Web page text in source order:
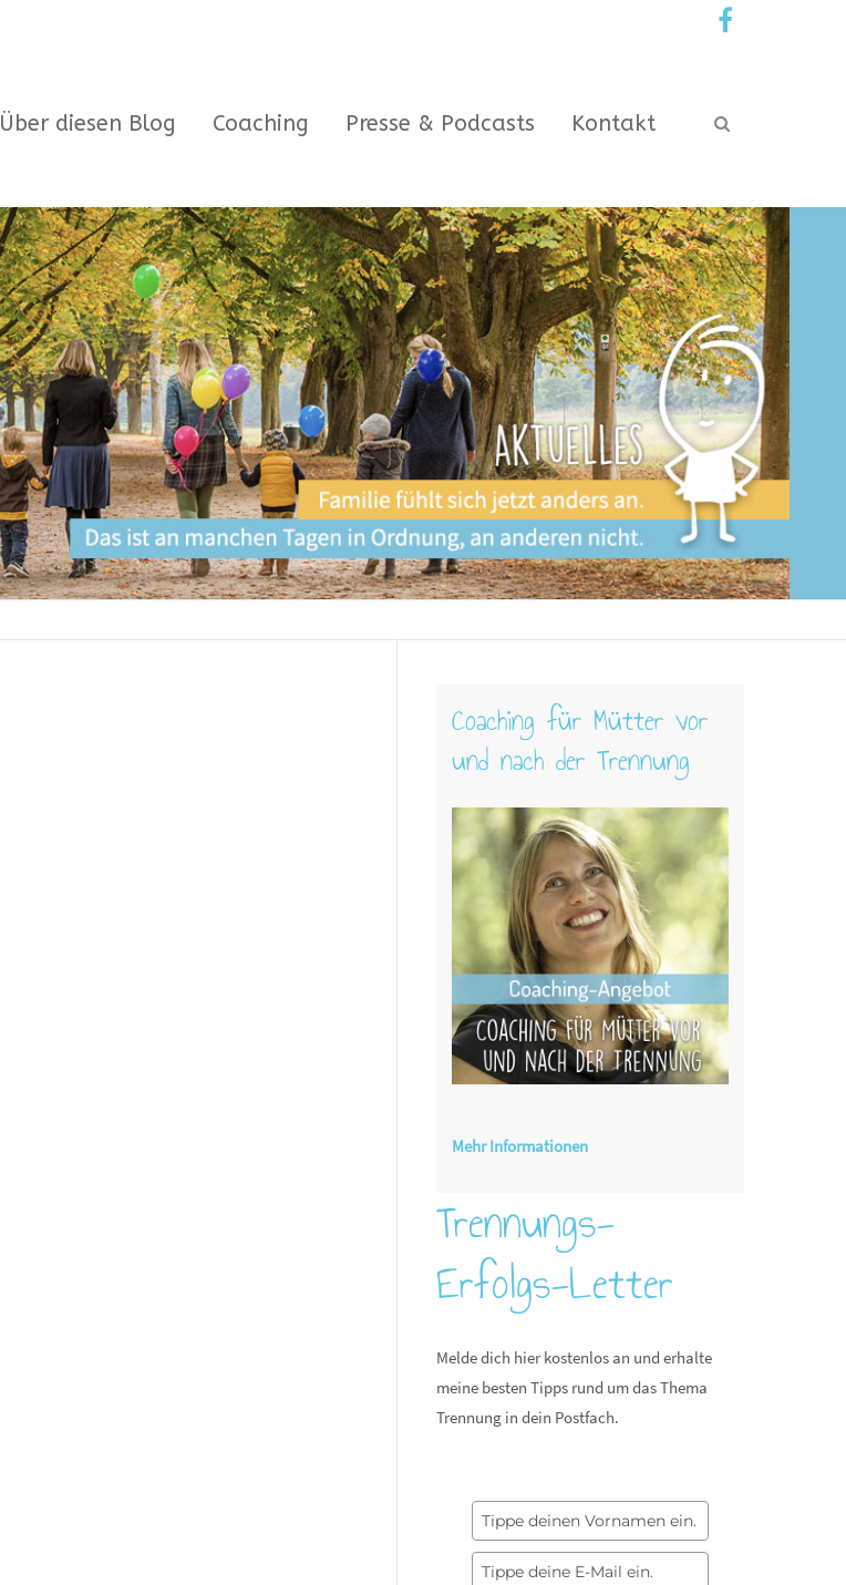
Über diesen Blog Coaching Presse & Podcasts Kontakt
Coaching für Mütter vor
und nach der Trennung
Mehr Informationen
Trennungs-
Erfolgs-Letter
Melde dich hier kostenlos an und erhalte
meine besten Tipps rund um das Thema
Trennung in dein Postfach.